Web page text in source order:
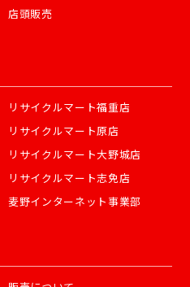
店頭販売
リサイクルマート福重店
リサイクルマート原店
リサイクルマート大野城店
リサイクルマート志免店
麦野インターネット事業部